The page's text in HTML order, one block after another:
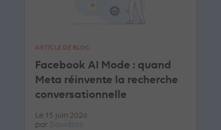
ARTICLE DE BLOG
Facebook AI Mode : quand
Meta réinvente la recherche
conversationnelle
Le 15 juin 2026
par Davidson